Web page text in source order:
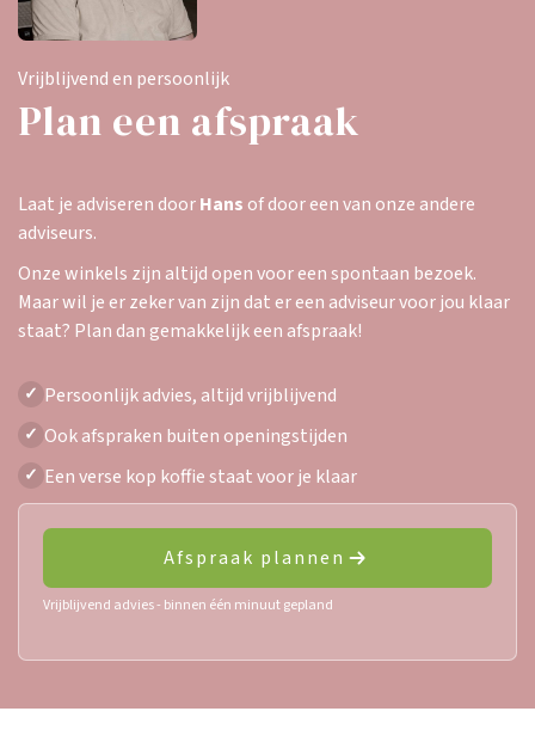
Vrijblijvend en persoonlijk
Plan een afspraak
Laat je adviseren doorHans of door een van onze andere
adviseurs.
Onze winkels zijn altijd open voor een spontaan bezoek.
Maar wil je er zeker van zijn dat er een adviseur voor jou klaar
staat? Plan dan gemakkelijk een afspraak!
Afspraak plannen
Vrijblijvend advies - binnen één minuut gepland
✓ Persoonlijk advies, altijd vrijblijvend
✓ Ook afspraken buiten openingstijden
✓ Een verse kop koffie staat voor je klaar